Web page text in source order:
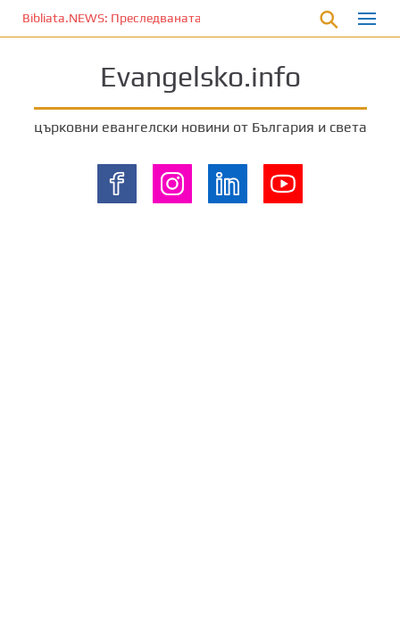
Bibliata.NEWS: Преследваната църква [20 март 2026]
Evangelsko.info
църковни евангелски новини от България и света